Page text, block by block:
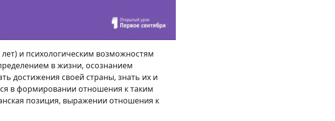
и психологическим возможностям
в жизни, осознанием
достижения своей страны, знать их и
в формировании отношения к таким
позиция, выражении отношения к